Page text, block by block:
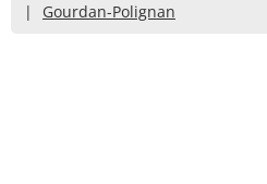
Gourdan-Polignan